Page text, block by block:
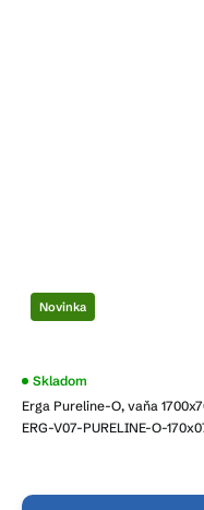
Novinka
Erga Pureline-O, vaňa
ERG-V07-PURELINE-O-
Skladom